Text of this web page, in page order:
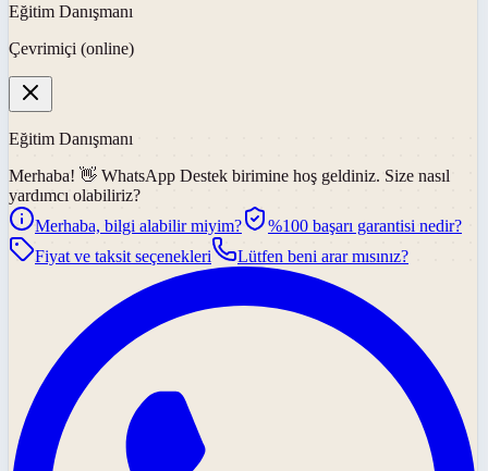
Eğitim Danışmanı
Çevrimiçi (online)
Eğitim Danışmanı
Merhaba! 👋 WhatsApp Destek birimine hoş geldiniz. Size nasıl
yardımcı olabiliriz?
Merhaba, bilgi alabilir miyim?
%100 başarı garantisi nedir?
Fiyat ve taksit seçenekleri
Lütfen beni arar mısınız?